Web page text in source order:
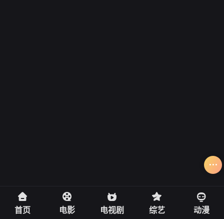
首页 电影 电视剧 综艺 动漫